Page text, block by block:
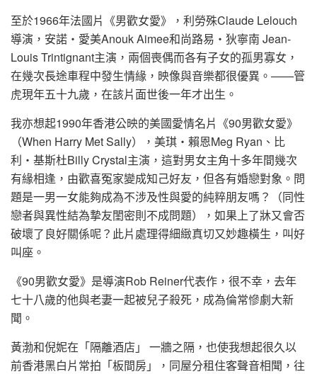
至於1966年法國片《男歡女愛》，利勞殊Claude Lelouch
導演，安諾‧愛美Anouk Aimee和尚路易‧狄寧南 Jean-
Louis Trintignant主演，兩個喪偶而各有子女的孤男寡女，
在幾次長途車程中發生情緣，映像與音樂都很優異。——管
虎現年五十九歲，在該片面世後一年才出生。
我亦想起1990年香港公映的美國愛情名片《90男歡女愛》
（When Harry Met Sally），美琪‧賴恩Meg Ryan、比
利‧基斯杜Billy Crystal主演，這對男女主角十多年間幾次
有緣相逢，由歡喜冤家變成知己好友，但各有婚戀對象。問
題是一男一女能夠成為不涉及性與愛的純粹朋友嗎？（同性
戀者與異性結為摯友閨密則不成問題），如果上了牀又會否
破壞了良好關係呢？此片處理得細緻真切又妙趣橫生，叫好
叫座。
《90男歡女愛》是導演Rob Reiner代表作，很不幸，去年
七十八歲的他與老妻一起被兒子殺死，成為倫常慘劇大新
聞。
黃渤和倪妮在「隔離酒店」 一牆之隔，也使我想起很久以
前香港黑白片常拍「板間房」，同屋分租住客聲音相聞，往